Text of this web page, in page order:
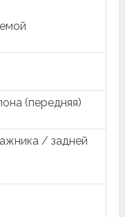
(передняя)
/ задней